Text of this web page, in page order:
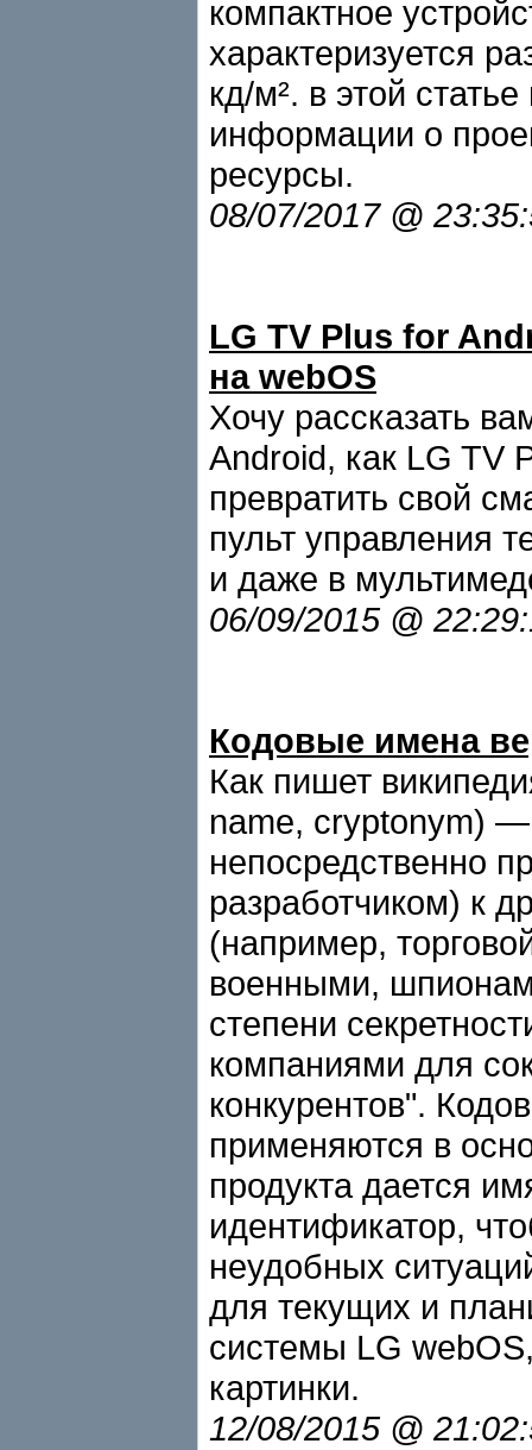
компактное
характеризуется
кд/м². в этой
информации о
ресурсы.
08/07/2017 @
LG TV Plus for
на webOS
Хочу рассказать
Android, как LG
превратить свой
пульт управления
и даже в
06/09/2015 @
Кодовые имена
Как пишет
name, cryptonym) —
непосредственно
разработчиком) к
(например,
военными,
степени
компаниями для
конкурентов".
применяются в
продукта дается
идентификатор,
неудобных
для текущих и
системы LG
картинки.
12/08/2015 @